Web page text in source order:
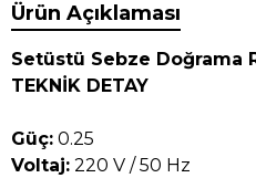
Ürün Açıklaması
Setüstü Sebze Doğrama
TEKNİK DETAY
Güç: 0.25
Voltaj: 220 V / 50 Hz